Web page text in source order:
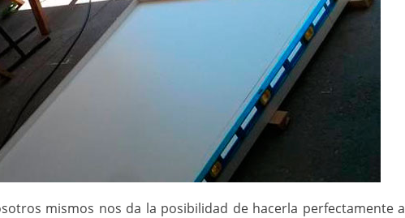
mismos nos da la posibilidad de hacerla perfectamente a